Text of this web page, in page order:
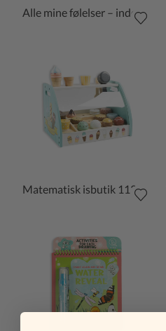
Alle mine følelser – indeni og udenpå
Matematisk isbutik 113 dele